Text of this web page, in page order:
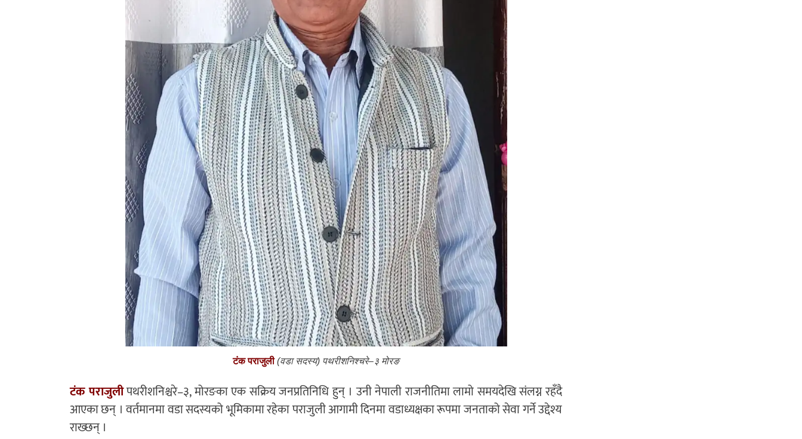
टंक पराजुली (वडा सदस्य) पथरीशनिश्चरे–३ मोरङ
टंक पराजुलीपथरीशनिश्चरे–३, मोरङका एक सक्रिय जनप्रतिनिधि हुन् । उनी नेपाली राजनीतिमा लामो समयदेखि संलग्न रहँदै
आएका छन् । वर्तमानमा वडा सदस्यको भूमिकामा रहेका पराजुली आगामी दिनमा वडाध्यक्षका रूपमा जनताको सेवा गर्ने उद्देश्य
राख्छन् ।